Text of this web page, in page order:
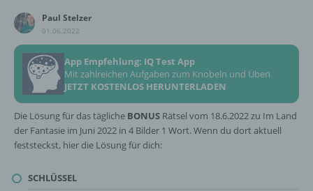
Paul Stelzer
01.06.2022
App Empfehlung: IQ Test App
Mit zahlreichen Aufgaben zum Knobeln und Üben
JETZT KOSTENLOS HERUNTERLADEN
Die Lösung für das tägliche BONUS Rätsel vom 18.6.2022 zu Im Land
der Fantasie im Juni 2022 in 4 Bilder 1 Wort. Wenn du dort aktuell
feststeckst, hier die Lösung für dich:
SCHLÜSSEL